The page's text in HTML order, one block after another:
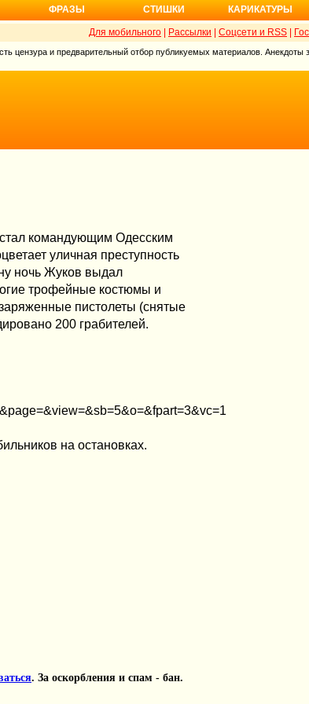
ФРАЗЫ СТИШКИ КАРИКАТУРЫ
Для мобильного Рассылки Соцсети и RSS
цензура и предварительный отбор публикуемых материалов. Анекдоты
командующим Одесским
уличная преступность
ночь Жуков выдал
трофейные костюмы и
пистолеты (снятые
200 грабителей.
на остановках.
. За оскорбления и спам - бан.